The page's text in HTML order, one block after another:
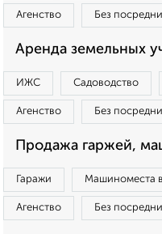
Агенство Без
Аренда земельных
ИЖС Садоводство
Агенство Без
Продажа гаржей,
Гаражи Машиноместа
Агенство Без